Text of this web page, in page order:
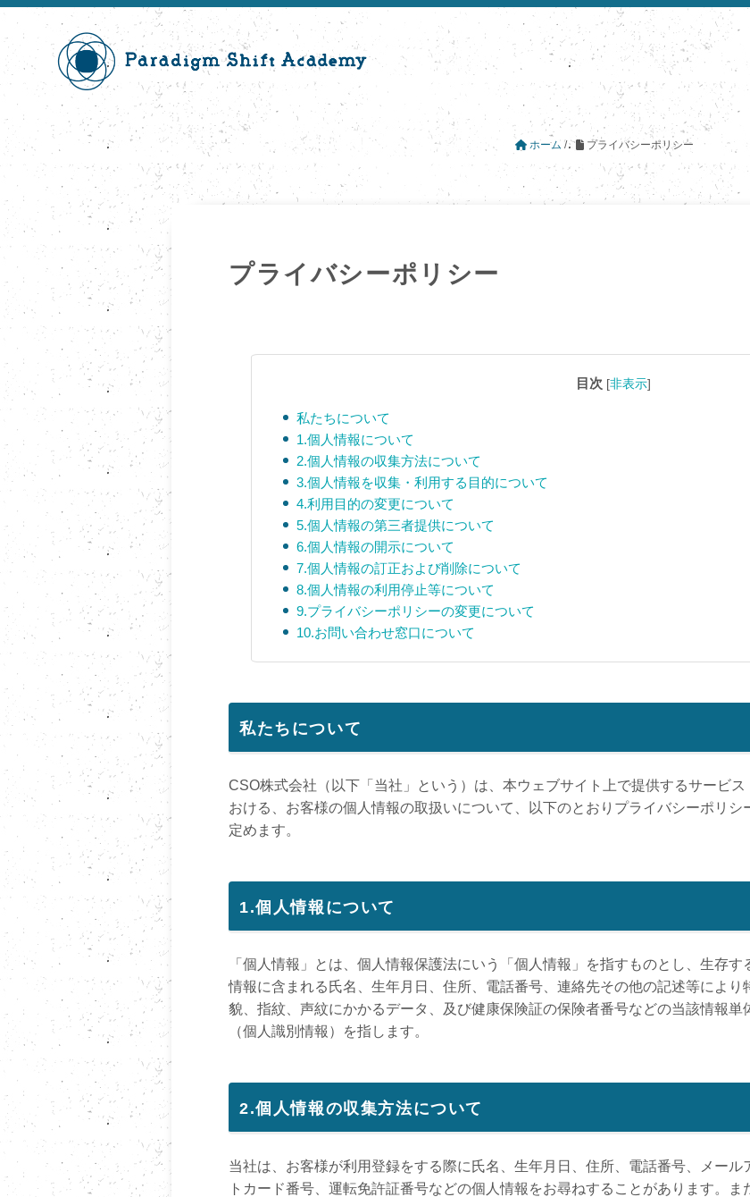
ホーム / プライバシーポリシー
プライバシーポリシー
目次 [非表示]
私たちについて
1.個人情報について
2.個人情報の収集方法について
3.個人情報を収集・利用する目的について
4.利用目的の変更について
5.個人情報の第三者提供について
6.個人情報の開示について
7.個人情報の訂正および削除について
8.個人情報の利用停止等について
9.プライバシーポリシーの変更について
10.お問い合わせ窓口について
私たちについて
CSO株式会社（以下「当社」という）は、本ウェブサイト上で提供するサービ
おける、お客様の個人情報の取扱いについて、以下のとおりプライバシーポリシ
定めます。
1.個人情報について
「個人情報」とは、個人情報保護法にいう「個人情報」を指すものとし、生存
情報に含まれる氏名、生年月日、住所、電話番号、連絡先その他の記述等によ
貌、指紋、声紋にかかるデータ、及び健康保険証の保険者番号などの当該情報単
（個人識別情報）を指します。
2.個人情報の収集方法について
当社は、お客様が利用登録をする際に氏名、生年月日、住所、電話番号、メール
トカード番号、運転免許証番号などの個人情報をお尋ねすることがあります。